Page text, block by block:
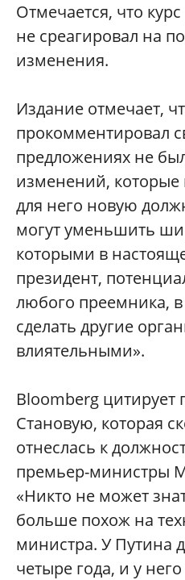
Отмечается, что
не среагировал на
изменения.
Издание отмечает,
прокомментировал
предложениях не
изменений, которые
для него новую
могут уменьшить
которыми в
президент,
любого преемника,
сделать другие
влиятельными».
Bloomberg цитирует
Становую, которая
отнеслась к
премьер-министры
«Никто не может
больше похож на
министра. У Путина
четыре года, и у